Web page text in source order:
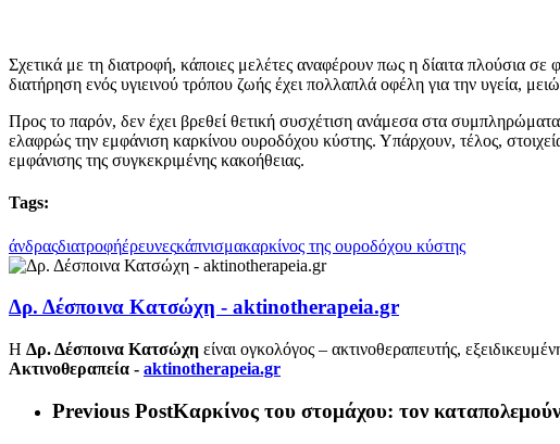
Σχετικά με τη διατροφή, κάποιες μελέτες αναφέρουν πως η δίαιτα πλούσια
διατήρηση ενός υγιεινού τρόπου ζωής έχει πολλαπλά οφέλη για την υγεία,
Προς το παρόν, δεν έχει βρεθεί θετική συσχέτιση ανάμεσα στα
ελαφρώς την εμφάνιση καρκίνου ουροδόχου κύστης. Υπάρχουν, τέλος,
εμφάνισης της συγκεκριμένης κακοήθειας.
Tags:
άνδραςδιατροφήέρευνεςκάπνισμακαρκίνος της ουροδόχου κύστης
Δρ. Δέσποινα Κατσώχη - aktinotherapeia.gr
Η Δρ. Δέσποινα Κατσώχη είναι ογκολόγος – ακτινοθεραπευτής,
Ακτινοθεραπεία - aktinotherapeia.gr
Previous PostΚαρκίνος του στομάχου: τον